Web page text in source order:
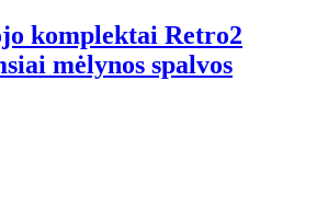
komplektai Retro2
mėlynos spalvos